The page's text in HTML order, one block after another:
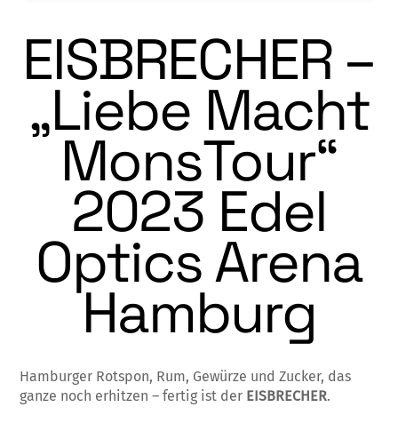
EISBRECHER –
„Liebe Macht
MonsTour“
2023 Edel
Optics Arena
Hamburg
Hamburger Rotspon, Rum, Gewürze und Zucker, das
ganze noch erhitzen – fertig ist der EISBRECHER.